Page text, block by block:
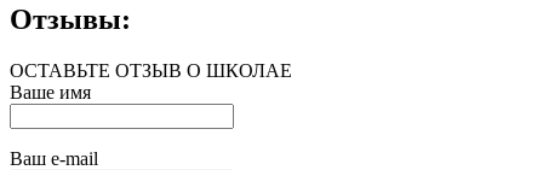
Отзывы:
ОСТАВЬТЕ ОТЗЫВ О ШКОЛАЕ
Ваше имя
Ваш e-mail